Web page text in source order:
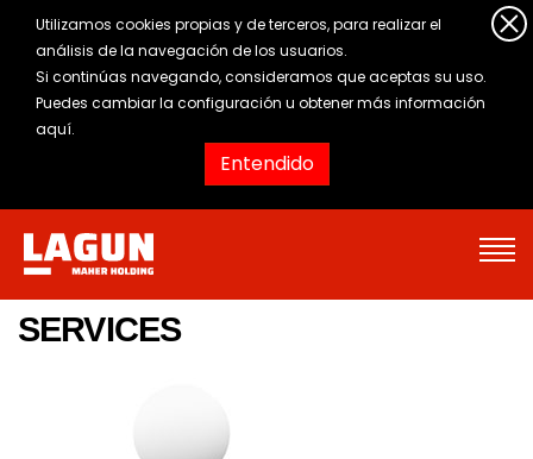
Utilizamos cookies propias y de terceros, para realizar el
análisis de la navegación de los usuarios.
Si continúas navegando, consideramos que aceptas su uso.
Puedes cambiar la configuración u obtenermás información
aquí.
Entendido
SERVICES